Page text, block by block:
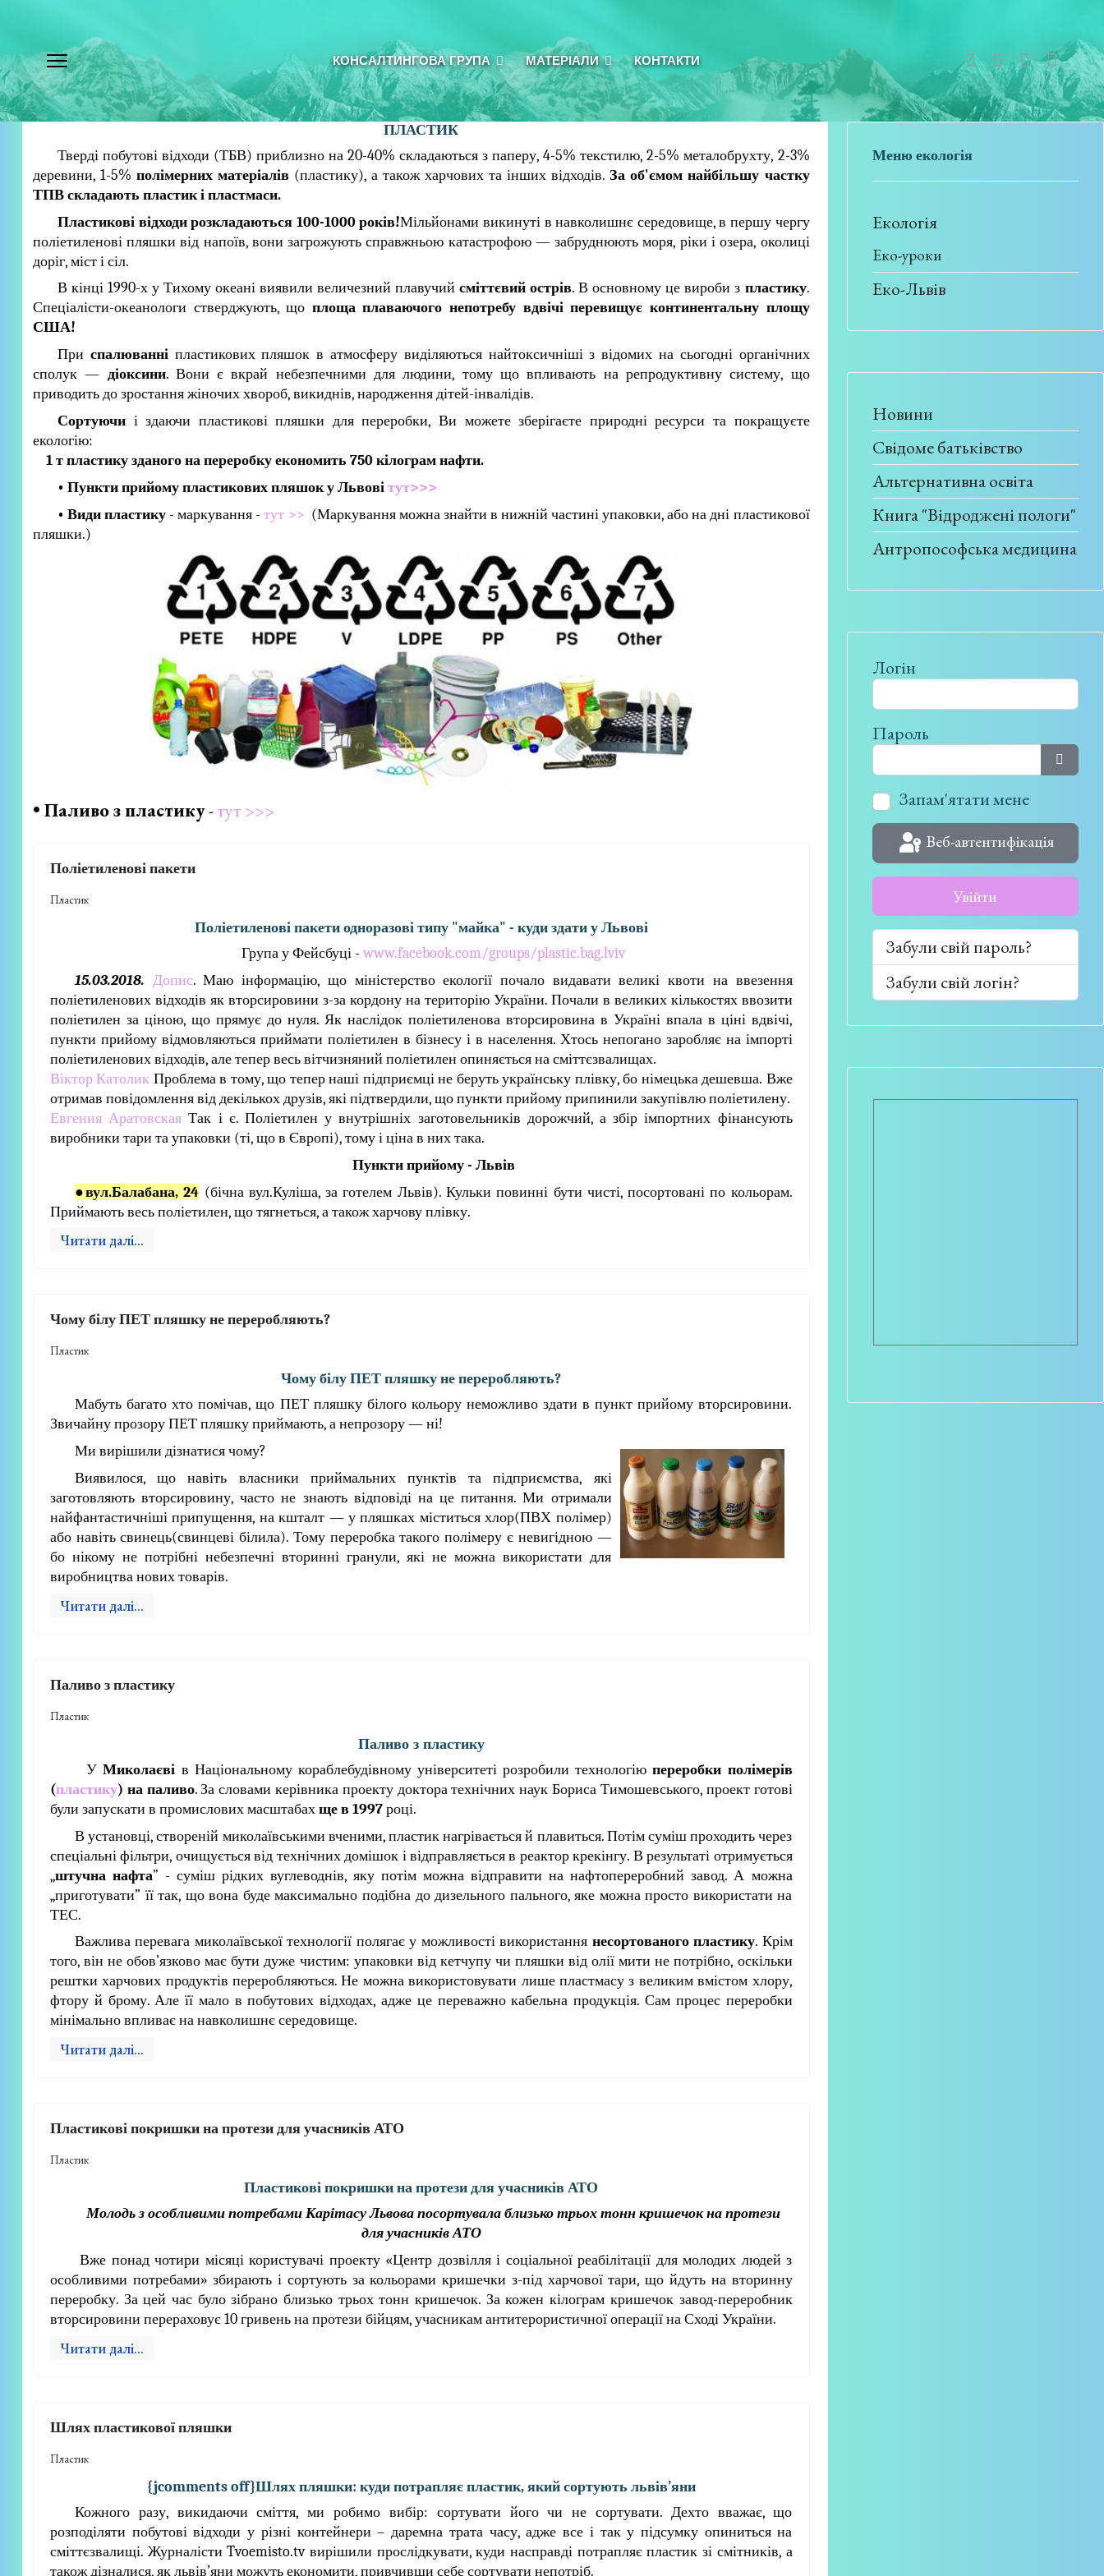
КОНСАЛТИНГОВА ГРУПА МАТЕРІАЛИ КОНТАКТИ
ПЛАСТИК
Тверді побутові відходи (ТБВ) приблизно на 20-40% складаються з паперу, 4-5% текстилю, 2-5% металобрухту, 2-3%
деревини, 1-5%полімерних матеріалів (пластику), а також харчових та інших відходів.За об'ємом найбільшу частку
ТПВ складають пластик і пластмаси.
Пластикові відходи розкладаються 100-1000 років!Мільйонами викинуті в навколишнє середовище, в першу чергу
поліетиленові пляшки від напоїв, вони загрожують справжньою катастрофою — забруднюють моря, ріки і озера, околиці
доріг, міст і сіл.
В кінці 1990-х у Тихому океані виявили величезний плавучийсміттєвий острів. В основному це вироби з пластику.
Спеціалісти-океанологи стверджують, що площа плаваючого непотребу вдвічі перевищує континентальну площу
США!
При спалюванніпластикових пляшок в атмосферу виділяються найтоксичніші з відомих на сьогодні органічних
сполук — діоксини. Вони є вкрай небезпечними для людини, тому що впливають на репродуктивну систему, що
приводить до зростання жіночих хвороб, викиднів, народження дітей-інвалідів.
Сортуючиі здаючи пластикові пляшки для переробки, Ви можете зберігаєте природні ресурси та покращуєте
екологію:
1 т пластику зданого на переробку економить 750 кілограм нафти.
• Пункти прийому пластикових пляшок у Львові тут>>>
• Види пластику - маркування -тут >> (Маркування можна знайти в нижній частині упаковки, або на дні пластикової
пляшки.)
• Паливо з пластику-тут >>>
Поліетиленові пакети
Пластик
Поліетиленові пакети одноразові типу "майка" - куди здати у Львові
Група у Фейсбуці -www.facebook.com/groups/plastic.bag.lviv
15.03.2018.
Допис. Маю інформацію, що міністерство екології почало видавати великі квоти на ввезення
поліетиленових відходів як вторсировини з-за кордону на територію України. Почали в великих кількостях ввозити
поліетилен за ціною, що прямує до нуля. Як наслідок поліетиленова вторсировина в Україні впала в ціні вдвічі,
пункти прийому відмовляються приймати поліетилен в бізнесу і в населення. Хтось непогано заробляє на імпорті
поліетиленових відходів, але тепер весь вітчизняний поліетилен опиняється на сміттєзвалищах.
Віктор Католик Проблема в тому, що тепер наші підприємці не беруть українську плівку, бо німецька дешевша. Вже
отримав повідомлення від декількох друзів, які підтвердили, що пункти прийому припинили закупівлю поліетилену.
Евгения Аратовская Так і є. Поліетилен у внутрішніх заготовельників дорожчий, а збір імпортних фінансують
виробники тари та упаковки (ті, що в Європі), тому і ціна в них така.
Пункти прийому - Львів
●вул.Балабана, 24 (бічна вул.Куліша, за готелем Львів). Кульки повинні бути чисті, посортовані по кольорам.
Приймають весь поліетилен, що тягнеться, а також харчову плівку.
Читати далі...
Чому білу ПЕТ пляшку не переробляють?
Пластик
Чому білу ПЕТ пляшку не переробляють?
Мабуть багато хто помічав, що ПЕТ пляшку білого кольору неможливо здати в пункт прийому вторсировини.
Звичайну прозору ПЕТ пляшку приймають, а непрозору — ні!
Ми вирішили дізнатися чому?
Виявилося, що навіть власники приймальних пунктів та підприємства, які
заготовляють вторсировину, часто не знають відповіді на це питання. Ми отримали
найфантастичніші припущення, на кшталт — у пляшках міститься хлор(ПВХ полімер)
або навіть свинець(свинцеві білила). Тому переробка такого полімеру є невигідною —
бо нікому не потрібні небезпечні вторинні гранули, які не можна використати для
виробництва нових товарів.
Читати далі...
Паливо з пластику
Пластик
Паливо з пластику
У Миколаєві в Національному кораблебудівному університеті розробили технологіюпереробки полімерів
(пластику) на паливо. За словами керівника проекту доктора технічних наук Бориса Тимошевського, проект готові
були запускати в промислових масштабах ще в 1997році.
В установці, створеній миколаївськими вченими, пластик нагрівається й плавиться. Потім суміш проходить через
спеціальні фільтри, очищується від технічних домішок і відправляється в реактор крекінгу. В результаті отримується
„штучна нафта” - суміш рідких вуглеводнів, яку потім можна відправити на нафтопереробний завод. А можна
„приготувати” її так, що вона буде максимально подібна до дизельного пального, яке можна просто використати на
ТЕС.
Важлива перевага миколаївської технології полягає у можливості використання несортованого пластику. Крім
того, він не обов’язково має бути дуже чистим: упаковки від кетчупу чи пляшки від олії мити не потрібно, оскільки
рештки харчових продуктів переробляються. Не можна використовувати лише пластмасу з великим вмістом хлору,
фтору й брому. Але її мало в побутових відходах, адже це переважно кабельна продукція. Сам процес переробки
мінімально впливає на навколишнє середовище.
Читати далі...
Пластикові покришки на протези для учасників АТО
Пластик
Пластикові покришки на протези для учасників АТО
Молодь з особливими потребами Карітасу Львова посортувала близько трьох тонн кришечок на протези
для учасників АТО
Вже понад чотири місяці користувачі проекту «Центр дозвілля і соціальної реабілітації для молодих людей з
особливими потребами» збирають і сортують за кольорами кришечки з-під харчової тари, що йдуть на вторинну
переробку. За цей час було зібрано близько трьох тонн кришечок. За кожен кілограм кришечок завод-переробник
вторсировини перераховує 10 гривень на протези бійцям, учасникам антитерористичної операції на Сході України.
Читати далі...
Шлях пластикової пляшки
Пластик
{jcomments off}Шлях пляшки: куди потрапляє пластик, який сортують львів’яни
Кожного разу, викидаючи сміття, ми робимо вибір: сортувати його чи не сортувати. Дехто вважає, що
розподіляти побутові відходи у різні контейнери – даремна трата часу, адже все і так у підсумку опиниться на
сміттєзвалищі. Журналісти Tvoemisto.tv вирішили прослідкувати, куди насправді потрапляє пластик зі смітників, а
також дізналися, як львів’яни можуть економити, привчивши себе сортувати непотріб.
Меню екологія
Екологія
Еко-уроки
Еко-Львів
Новини
Свідоме батьківство
Альтернативна освіта
Книга "Відроджені пологи"
Антропософська медицина
Логін
Пароль
Запам'ятати мене
Веб-автентифікація
Увійти
Забули свій пароль?
Забули свій логін?